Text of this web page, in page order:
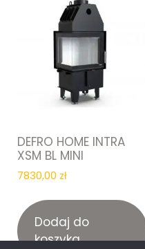
DEFRO HOME INTRA
XSM BL MINI
7830,00 zł
Dodaj do
koszyka